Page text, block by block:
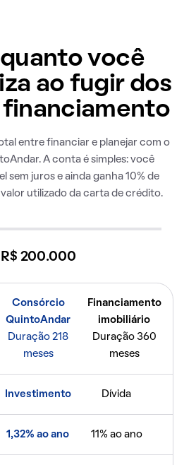
você
ao fugir dos
financiamento
entre financiar e planejar com o
A conta é simples: você
sem juros e ainda ganha 10% de
utilizado da carta de crédito.
R$ 200.000
Consórcio
QuintoAndar
Duração 218
meses
Financiamento
imobiliário
Duração 360
meses
Investimento Dívida
1,32% ao ano 11% ao ano